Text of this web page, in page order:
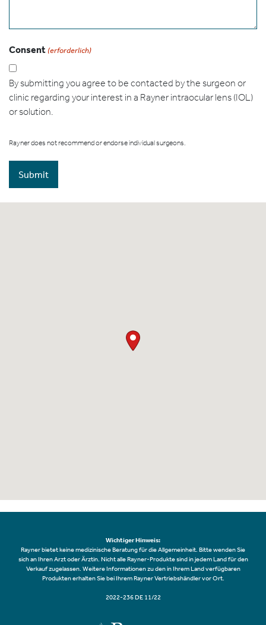
Consent (erforderlich)
By submitting you agree to be contacted by the surgeon or
clinic regarding your interest in a Rayner intraocular lens (IOL)
or solution.
Rayner does not recommend or endorse individual surgeons.
Wichtiger Hinweis:
Rayner bietet keine medizinische Beratung für die Allgemeinheit. Bitte wenden Sie
sich an Ihren Arzt oder Ärztin. Nicht alle Rayner-Produkte sind in jedem Land für den
Verkauf zugelassen. Weitere Informationen zu den in Ihrem Land verfügbaren
Produkten erhalten Sie bei Ihrem Rayner Vertriebshändler vor Ort.
2022-236 DE 11/22